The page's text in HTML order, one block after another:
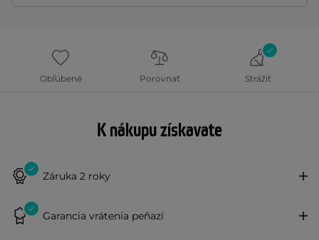
Obľúbené Porovnať Strážiť
K nákupu získavate
Záruka 2 roky
Garancia vrátenia peňazí